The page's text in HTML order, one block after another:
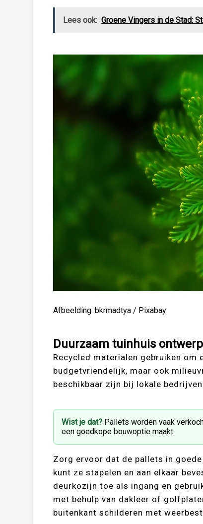
Lees ook: Groene Vingers in de Stad:
Afbeelding: bkrmadtya / Pixabay
Duurzaam tuinhuis
Recycled materialen gebruiken om
budgetvriendelijk, maar ook
beschikbaar zijn bij lokale
Wist je dat? Pallets worden vaak
een goedkope bouwoptie maakt.
Zorg ervoor dat de pallets in
kunt ze stapelen en aan elkaar
deurkozijn toe als ingang en
met behulp van dakleer of
buitenkant schilderen met